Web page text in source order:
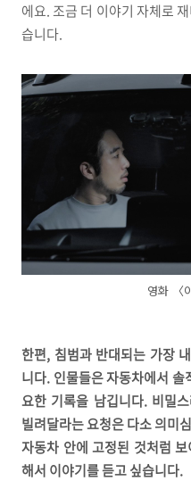
에요. 조금 더 이야기 자체로
습니다.
영화 〈
한편, 침범과 반대되는 가장
니다. 인물들은 자동차에서
요한 기록을 남깁니다. 비밀
빌려달라는 요청은 다소 의미
자동차 안에 고정된 것처럼
해서 이야기를 듣고 싶습니다.